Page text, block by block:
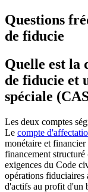
Questions
de fiducie
Quelle est la
de fiducie et
spéciale
Les deux comptes
Le compte
monétaire et financier
financement
exigences du Code
opérations fiduciaires
d'actifs au profit d'un